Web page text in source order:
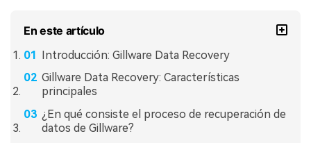
En este artículo
Introducción: Gillware Data Recovery
Gillware Data Recovery: Características
principales
¿En qué consiste el proceso de recuperación de
datos de Gillware?